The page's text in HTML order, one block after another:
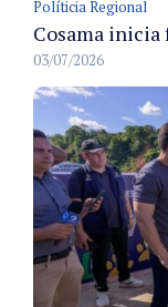
Políticia Regional
03/07/2026